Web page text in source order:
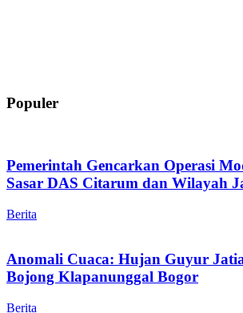
Populer
Pemerintah Gencarkan Operasi
Sasar DAS Citarum dan Wilayah
Berita
Anomali Cuaca: Hujan Guyur
Bojong Klapanunggal Bogor
Berita